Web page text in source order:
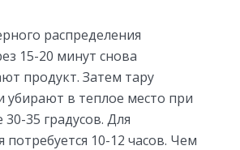
распределения
15-20 минут снова
продукт. Затем тару
убирают в теплое место при
35 градусов. Для
10-12 часов. Чем